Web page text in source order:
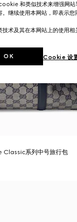
Classic系列中号旅行包
和类似技术来增强网站
。继续使用本网站，即表示您
技术及其在本网站上的使用
Cookie 设
OK